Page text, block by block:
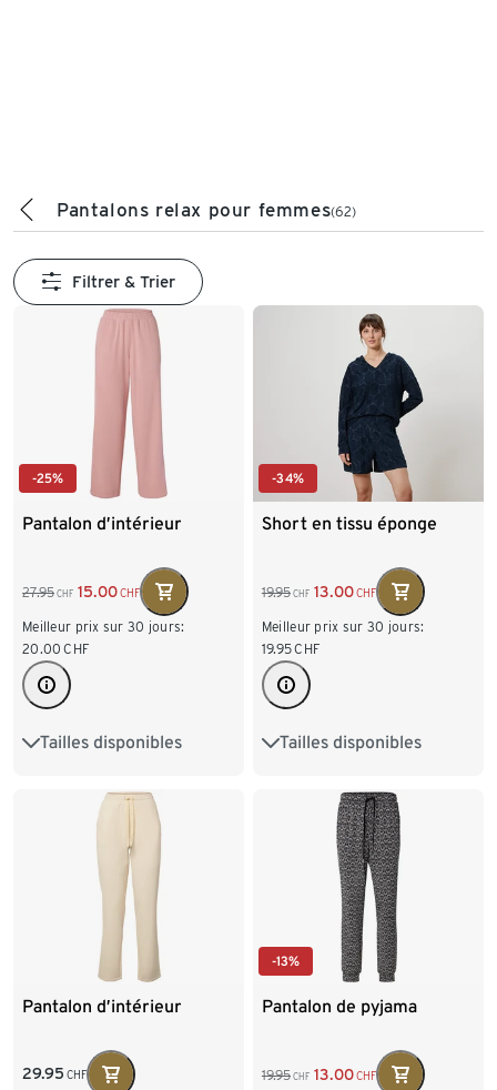
Pantalons relax pour femmes(62)
Filtrer & Trier
-25%
Pantalon d’intérieur
27.95 CHF 15.00CHF
Meilleur prix sur 30 jours:
20.00 CHF
Tailles disponibles
S 36/38 M 40/42
XL 48/50
-34%
Short en tissu éponge
19.95 CHF 13.00CHF
Meilleur prix sur 30 jours:
19.95CHF
Tailles disponibles
S 36/38 M 40/42
XL 48/50
Pantalon d’intérieur
29.95 CHF
-13%
Pantalon de pyjama
19.95 CHF 13.00CHF